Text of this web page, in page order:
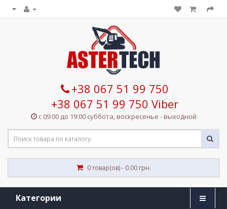
+38 067 51 99 750
+38 067 51 99 750 Viber
с 09:00 до 19:00 суббота, воскресенье - выходной
0 товар(ов) - 0.00 грн.
Категории